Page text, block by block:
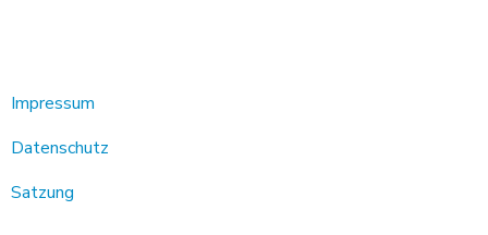
Impressum
Datenschutz
Satzung